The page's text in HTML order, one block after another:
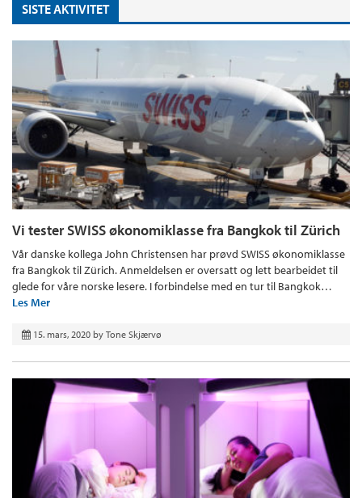
SISTE AKTIVITET
Vi tester SWISS økonomiklasse fra Bangkok til Zürich
Vår danske kollega John Christensen har prøvd SWISS økonomiklasse
fra Bangkok til Zürich. Anmeldelsen er oversatt og lett bearbeidet til
glede for våre norske lesere. I forbindelse med en tur til Bangkok…
Les Mer
15. mars, 2020 by Tone Skjærvø